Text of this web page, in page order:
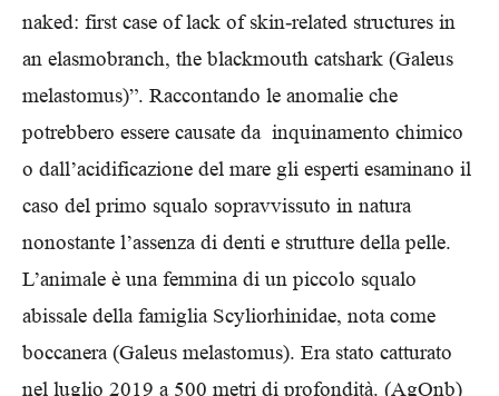
naked: first case of lack of skin‐related structures in
an elasmobranch, the blackmouth catshark (Galeus
melastomus)”. Raccontando le anomalie che
potrebbero essere causate da inquinamento chimico
o dall’acidificazione del mare gli esperti esaminano il
caso del primo squalo sopravvissuto in natura
nonostante l’assenza di denti e strutture della pelle.
L’animale è una femmina di un piccolo squalo
abissale della famiglia Scyliorhinidae, nota come
boccanera (Galeus melastomus). Era stato catturato
nel luglio 2019 a 500 metri di profondità. (AgOnb)